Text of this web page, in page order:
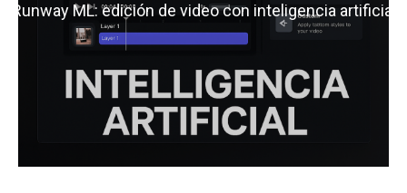
Runway ML: edición de video con inteligencia artificial